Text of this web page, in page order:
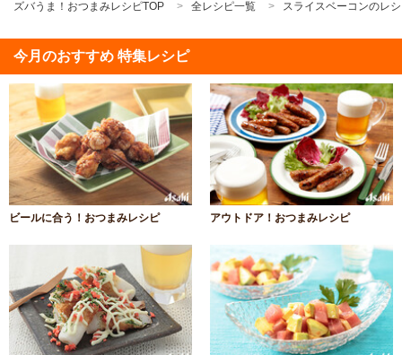
ズバうま！おつまみレシピTOP 全レシピ一覧 スライスベーコンのレ
今月のおすすめ 特集レシピ
ビールに合う！おつまみレシピ アウトドア！おつまみレシピ